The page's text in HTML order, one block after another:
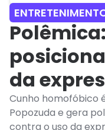
da
Cunho homofóbico
Popozuda e gera
contra o uso da